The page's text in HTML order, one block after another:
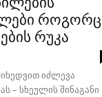
როგორც
რუკა
იძლევა
– სხეულის შინაგანი